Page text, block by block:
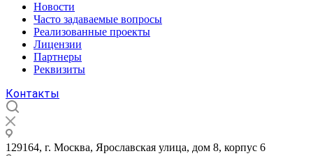
Новости
Часто задаваемые вопросы
Реализованные проекты
Лицензии
Партнеры
Реквизиты
Контакты
129164, г. Москва, Ярославская улица, дом 8, корпус 6